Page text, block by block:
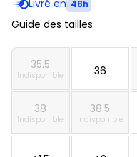
Livré en 48h
Guide des tailles
35.5
Indisponible 36
38
Indisponible
38.5
Indisponible